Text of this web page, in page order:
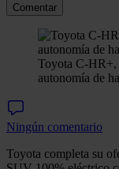
Comentar
Toyota C-HR+,
autonomía de
Ningún comentario
Toyota completa su